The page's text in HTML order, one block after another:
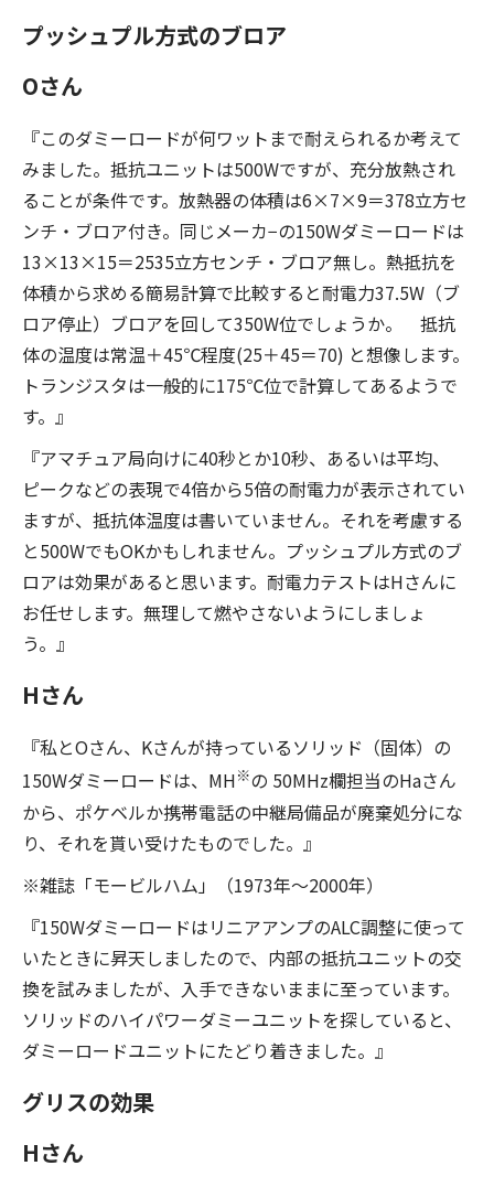
プッシュプル方式のブロア
Oさん
『このダミーロードが何ワットまで耐えられるか考えて
みました。抵抗ユニットは500Wですが、充分放熱され
ることが条件です。放熱器の体積は6×7×9＝378立方セ
ンチ・ブロア付き。同じメーカ−の150Wダミーロードは
13×13×15＝2535立方センチ・ブロア無し。熱抵抗を
体積から求める簡易計算で比較すると耐電力37.5W（ブ
ロア停止）ブロアを回して350W位でしょうか。 抵抗
体の温度は常温＋45℃程度(25＋45＝70) と想像します。
トランジスタは一般的に175℃位で計算してあるようで
す。』
『アマチュア局向けに40秒とか10秒、あるいは平均、
ピークなどの表現で4倍から5倍の耐電力が表示されてい
ますが、抵抗体温度は書いていません。それを考慮する
と500WでもOKかもしれません。プッシュプル方式のブ
ロアは効果があると思います。耐電力テストはHさんに
お任せします。無理して燃やさないようにしましょ
う。』
Hさん
『私とOさん、Kさんが持っているソリッド（固体）の
150Wダミーロードは、MH※の 50MHz欄担当のHaさん
から、ポケベルか携帯電話の中継局備品が廃棄処分にな
り、それを貰い受けたものでした。』
※雑誌「モービルハム」（1973年〜2000年）
『150WダミーロードはリニアアンプのALC調整に使って
いたときに昇天しましたので、内部の抵抗ユニットの交
換を試みましたが、入手できないままに至っています。
ソリッドのハイパワーダミーユニットを探していると、
ダミーロードユニットにたどり着きました。』
グリスの効果
Hさん